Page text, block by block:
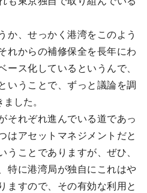
、せっかく港湾をこのよう
れからの補修保全を長年にわ
ース化しているというんで、
いうことで、ずっと議論を調
した。
それぞれ進んでいる道であっ
はアセットマネジメントだと
うことでありますが、ぜひ、
特に港湾局が独自にこれはや
ますので、その有効な利用と